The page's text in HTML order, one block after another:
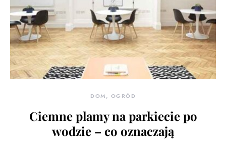
DOM, OGRÓD
Ciemne plamy na parkiecie po
wodzie – co oznaczają